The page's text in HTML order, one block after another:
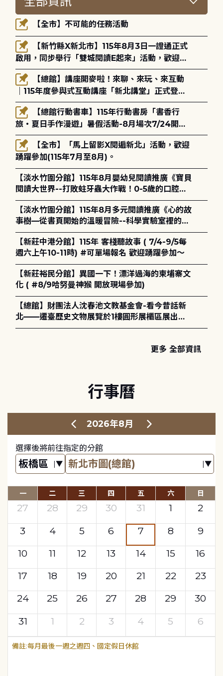
【全市】不可能的任務活動
啟用，同步舉行「雙城閱讀E起來」活動，歡迎踴
躍參加(115年8月3日至10月4日)。
｜115年度參與式互動講座「新北講堂」正式登
場！
旅・夏日手作漫遊」暑假活動-8月場次7/24開始
報名
踴躍參加(115年7月至8月)。
【淡水竹圍分館】115年8月嬰幼兒閱讀推廣《寶貝
閱讀大世界--打敗蛀牙蟲大作戰！0-5歲的口腔照
護全攻略》
【淡水竹圍分館】115年8月多元閱讀推廣《心的故
事樹—從書頁開始的溫暖冒險--科學實驗室裡的放
電章魚》
【新莊中港分館】115年 客棧聽故事 ( 7/4-9/5每
週六上午10-11時) #可單場報名 歡迎踴躍參加～
【新莊裕民分館】異國一下！漂洋過海的柬埔寨文
化 ( #8/9哈努曼神猴 開放現場參加)
【總館】財團法人沈春池文教基金會-看今昔話新
北——遷臺歷史文物展覽於1樓圓形展櫃區展出，
歡迎一同觀展！
更多 全部資訊
行事曆
2026年8月
選擇後將前往指定的分館
一 二 三 四 五 六 日
27 28 29 30 31 1
2
3
4 5 6 7 8
9
10
11 12 13 14 15
16
17
18 19 20 21 22
23
24
25 26 27 28 29
30
31
1 2 3 4 5 6
每月最後一週之週四、國定假日休館